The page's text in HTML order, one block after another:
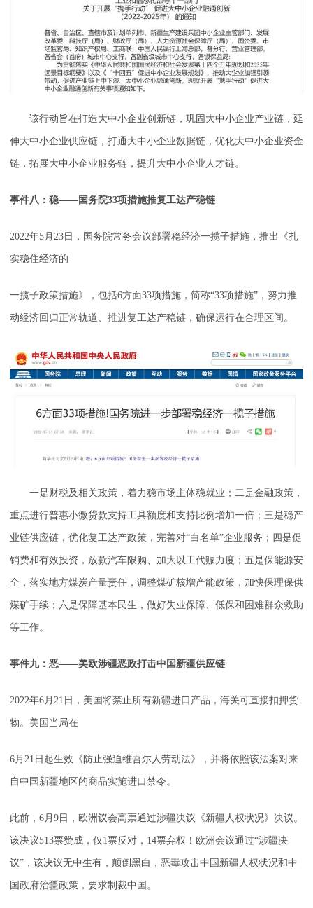
该行动旨在打造大中小企业创新链，巩固大中小企业产业链，延
伸大中小企业供应链，打通大中小企业数据链，优化大中小企业资金
链，拓展大中小企业服务链，提升大中小企业人才链。
事件八：稳——国务院33项措施推复工达产稳链
2022年5月23日，国务院常务会议部署稳经济一揽子措施，推出《扎
实稳住经济的
一揽子政策措施》，包括6方面33项措施，简称“33项措施”，努力推
动经济回归正常轨道、推进复工达产稳链，确保运行在合理区间。
一是财税及相关政策，着力稳市场主体稳就业；二是金融政策，
重点进行普惠小微贷款支持工具额度和支持比例增加一倍；三是稳产
业链供应链，优化复工达产政策，完善对“白名单”企业服务；四是促
销费和有效投资，放款汽车限购、加大以工代赈力度；五是保能源安
全，落实地方煤炭产量责任，调整煤矿核增产能政策，加快保理保供
煤矿手续；六是保障基本民生，做好失业保障、低保和困难群众救助
等工作。
事件九：恶——美欧涉疆恶政打击中国新疆供应链
2022年6月21日，美国将禁止所有新疆进口产品，海关可直接扣押货
物。美国当局在
6月21日起生效《防止强迫维吾尔人劳动法》，并将依照该法案对来
自中国新疆地区的商品实施进口禁令。
此前，6月9日，欧洲议会高票通过涉疆决议《新疆人权状况》决议。
该决议513票赞成，仅1票反对，14票弃权！欧洲会议通过“涉疆决
议”，该决议无中生有，颠倒黑白，恶毒攻击中国新疆人权状况和中
国政府治疆政策，要求制裁中国。